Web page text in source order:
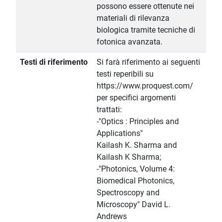
possono essere ottenute nei
materiali di rilevanza
biologica tramite tecniche di
fotonica avanzata.
Testi di riferimento
Si farà riferimento ai seguenti
testi reperibili su
https://www.proquest.com/
per specifici argomenti
trattati:
-"Optics : Principles and
Applications"
Kailash K. Sharma and
Kailash K Sharma;
-"Photonics, Volume 4:
Biomedical Photonics,
Spectroscopy and
Microscopy" David L.
Andrews